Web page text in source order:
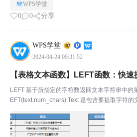
WPS学堂
0 0 分享
WPS学堂
2024-04-24 09:31:52
【表格文本函数】LEFT函数：快
LEFT 基于所指定的字符数返回文本字符串中的
EFT(text,num_chars) Text 是包含要提取字符